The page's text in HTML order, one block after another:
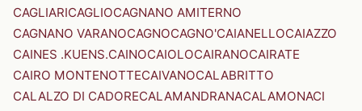
CAGLIARICAGLIOCAGNANO AMITERNO
CAGNANO VARANOCAGNOCAGNO'CAIANELLOCAIAZZO
CAINES .KUENS.CAINOCAIOLOCAIRANOCAIRATE
CAIRO MONTENOTTECAIVANOCALABRITTO
CALALZO DI CADORECALAMANDRANACALAMONACI